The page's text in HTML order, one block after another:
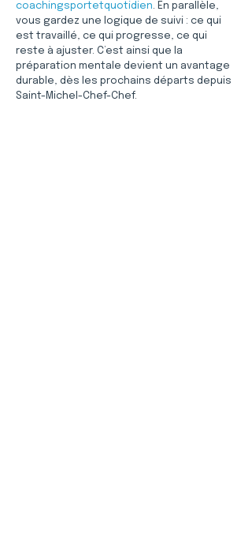
coachingsportetquotidien. En parallèle,
vous gardez une logique de suivi : ce qui
est travaillé, ce qui progresse, ce qui
reste à ajuster. C’est ainsi que la
préparation mentale devient un avantage
durable, dès les prochains départs depuis
Saint-Michel-Chef-Chef.